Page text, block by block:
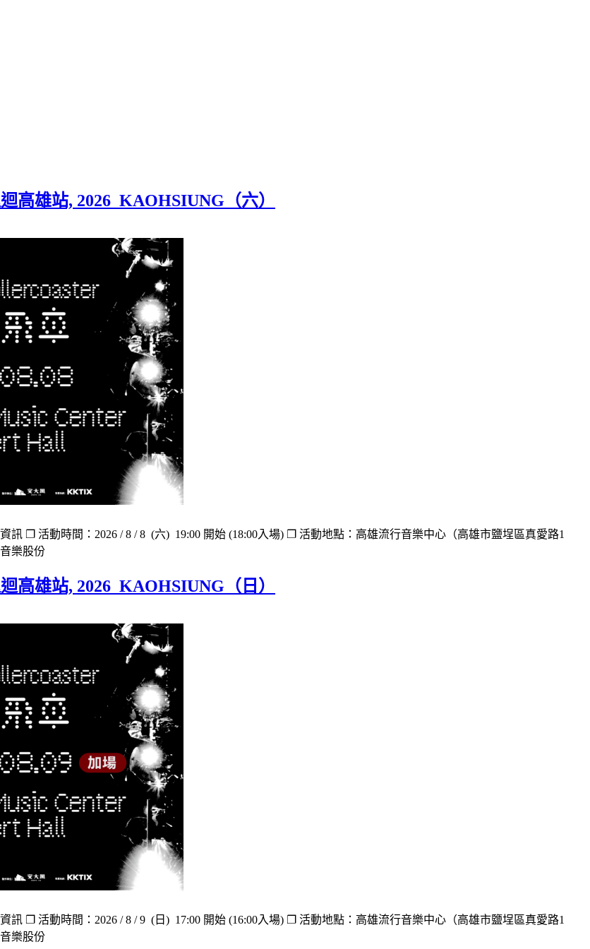
高雄站, 2026 KAOHSIUNG（六）
訊 ❐ 活動時間：2026 / 8 / 8 (六) 19:00 開始 (18:00入場) ❐ 活動地點：高雄流行音樂中心（高雄市鹽埕區真愛路1
樂股份
高雄站, 2026 KAOHSIUNG（日）
訊 ❐ 活動時間：2026 / 8 / 9 (日) 17:00 開始 (16:00入場) ❐ 活動地點：高雄流行音樂中心（高雄市鹽埕區真愛路1
樂股份